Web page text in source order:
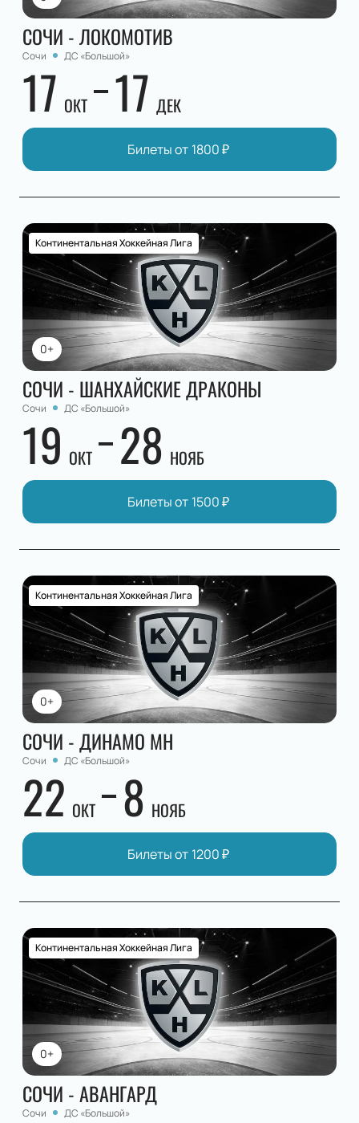
СОЧИ - ЛОКОМОТИВ
Сочи ДС «Большой»
17 ОКТ 17 ДЕК
Билеты от 1800₽
0+
Континентальная Хоккейная Лига
СОЧИ - ШАНХАЙСКИЕ ДРАКОНЫ
Сочи ДС «Большой»
19 ОКТ 28 НОЯБ
Билеты от 1500₽
0+
Континентальная Хоккейная Лига
СОЧИ - ДИНАМО МН
Сочи ДС «Большой»
22 ОКТ 8 НОЯБ
Билеты от 1200₽
0+
Континентальная Хоккейная Лига
СОЧИ - АВАНГАРД
Сочи ДС «Большой»